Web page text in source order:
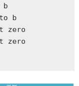
b
b
zero
zero